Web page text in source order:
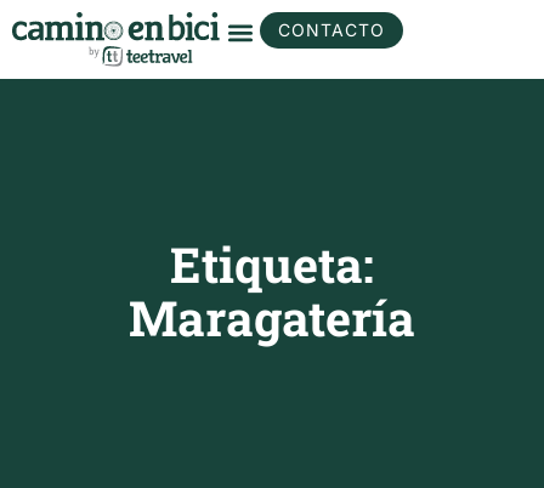
CONTACTO
Etiqueta:
Maragatería